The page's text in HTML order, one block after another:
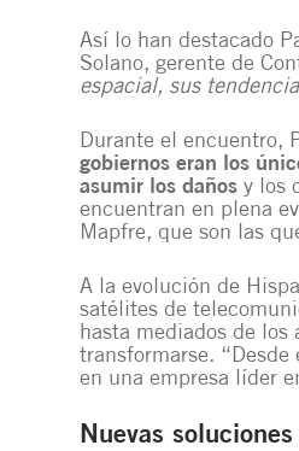
Así lo han destacado
Solano, gerente de
espacial, sus
Durante el encuentro,
gobiernos eran los
asumir los daños y los
encuentran en plena
Mapfre, que son las
A la evolución de
satélites de
hasta mediados de
transformarse.
en una empresa líder
Nuevas soluciones